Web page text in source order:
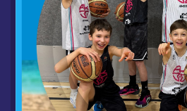
WAKACJE W MYCOURT
ZAPISAMI